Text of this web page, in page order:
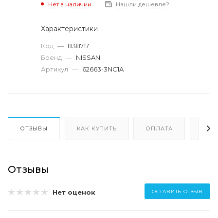
Нет в наличии Нашли дешевле?
Характеристики
Код — 838717
Бренд — NISSAN
Артикул — 62663-3NC1A
ОТЗЫВЫ КАК КУПИТЬ ОПЛАТА
Отзывы
Нет оценок ОСТАВИТЬ ОТЗЫВ